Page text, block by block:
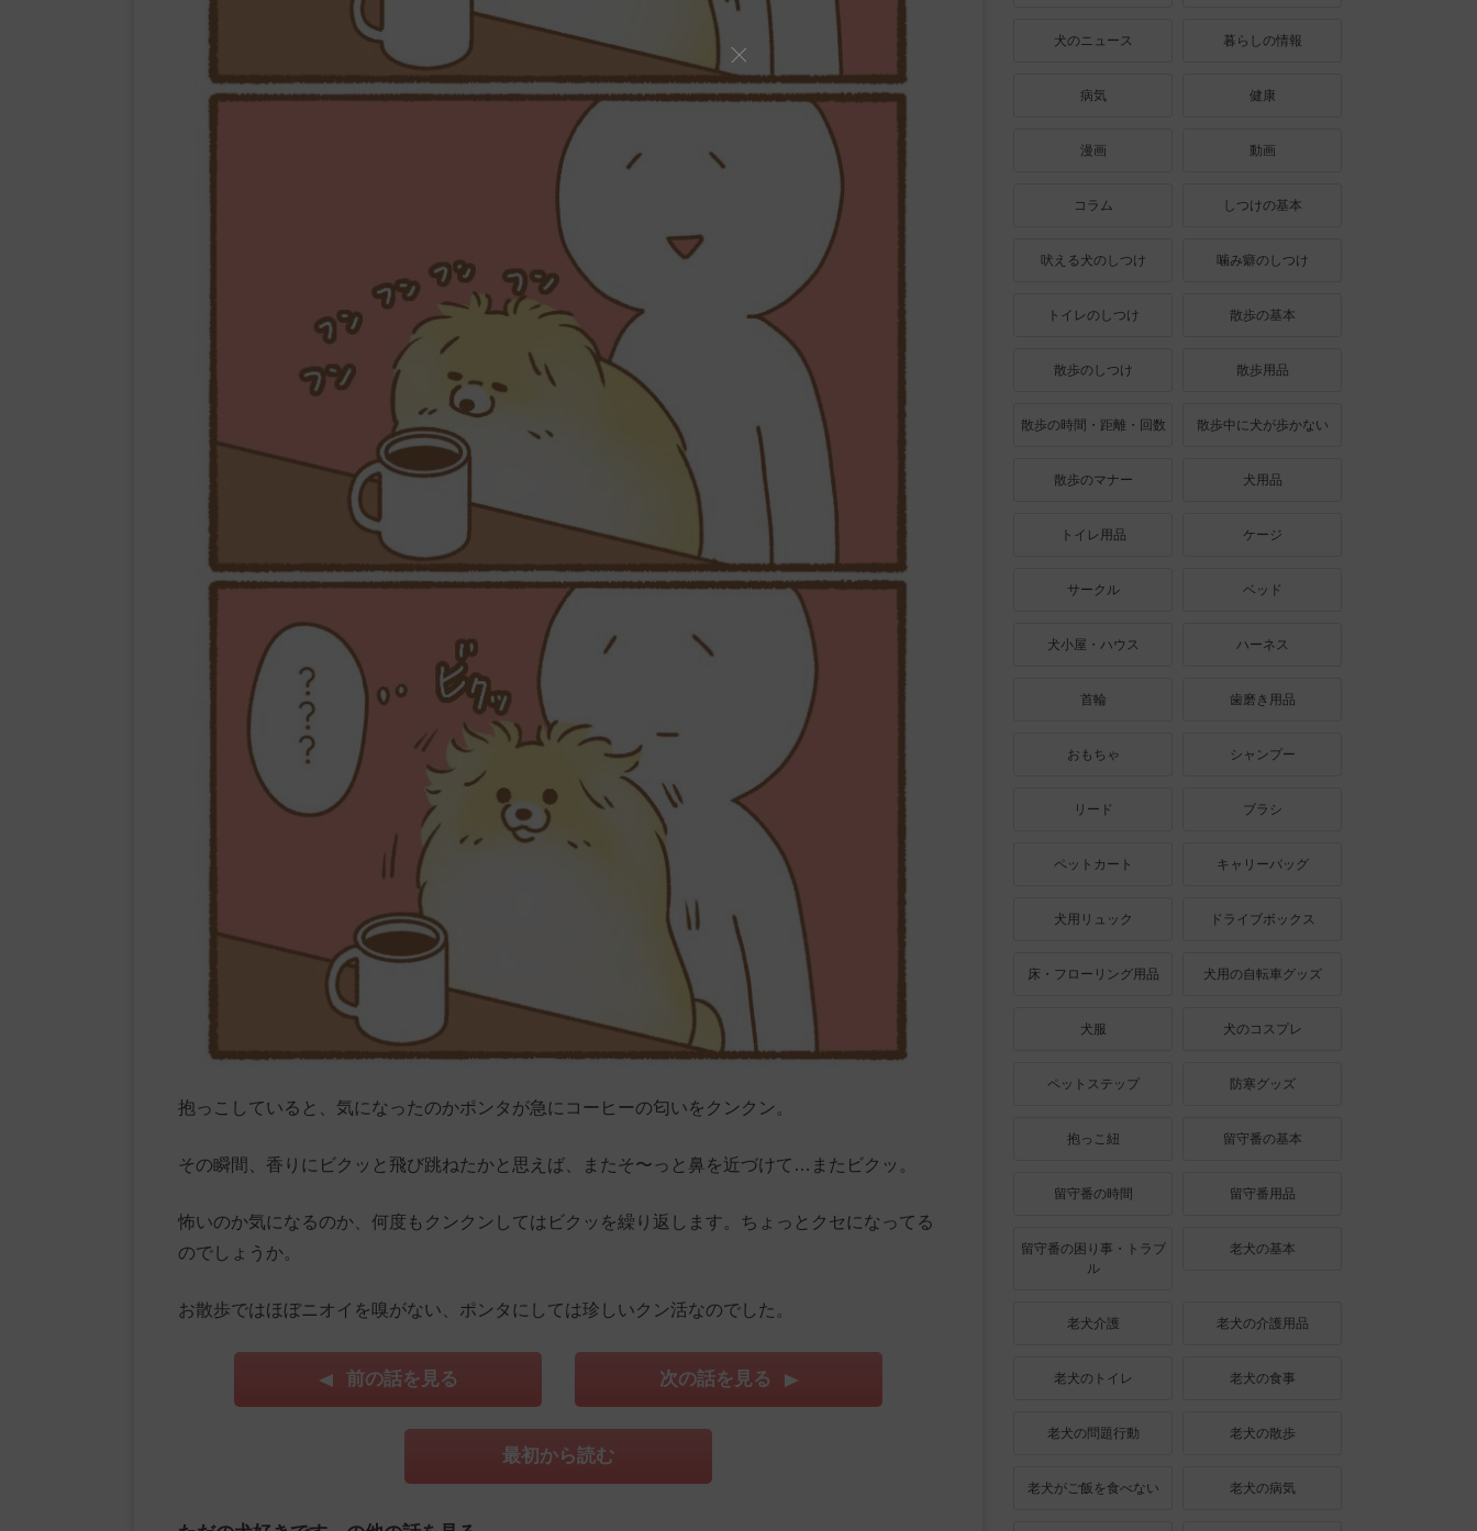
抱っこしていると、気になったのかポンタが急にコーヒーの匂いをクンクン。
その瞬間、香りにビクッと飛び跳ねたかと思えば、またそ〜っと鼻を近づけて…またビクッ。
怖いのか気になるのか、何度もクンクンしてはビクッを繰り返します。ちょっとクセになってる
のでしょうか。
お散歩ではほぼニオイを嗅がない、ポンタにしては珍しいクン活なのでした。
前の話を見る 次の話を見る
最初から読む
犬のニュース 暮らしの情報
病気 健康
漫画 動画
コラム しつけの基本
吠える犬のしつけ 噛み癖のしつけ
トイレのしつけ 散歩の基本
散歩のしつけ 散歩用品
散歩の時間・距離・回数 散歩中に犬が歩かない
散歩のマナー 犬用品
トイレ用品 ケージ
サークル ベッド
犬小屋・ハウス ハーネス
首輪 歯磨き用品
おもちゃ シャンプー
リード ブラシ
ペットカート キャリーバッグ
犬用リュック ドライブボックス
床・フローリング用品 犬用の自転車グッズ
犬服 犬のコスプレ
ペットステップ 防寒グッズ
抱っこ紐 留守番の基本
留守番の時間 留守番用品
留守番の困り事・トラブ
ル
老犬の基本
老犬介護 老犬の介護用品
老犬のトイレ 老犬の食事
老犬の問題行動 老犬の散歩
老犬がご飯を食べない 老犬の病気